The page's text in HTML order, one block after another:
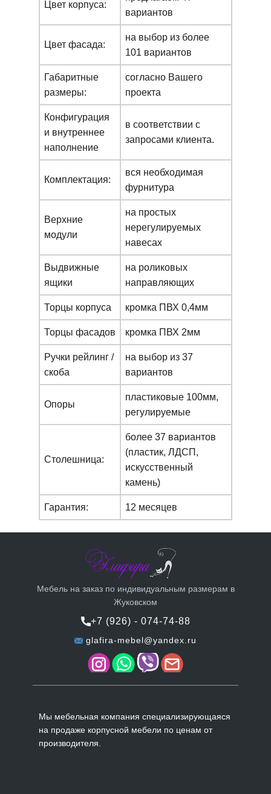
Цвет корпуса:
вариантов
Цвет фасада:
на выбор из более
101 вариантов
Габаритные
размеры:
согласно Вашего
проекта
Конфигурация
и внутреннее
наполнение
в соответствии с
запросами клиента.
Комплектация:
вся необходимая
фурнитура
Верхние
модули
на простых
нерегулируемых
навесах
Выдвижные
ящики
на роликовых
направляющих
Торцы корпуса кромка ПВХ 0,4мм
Торцы фасадов кромка ПВХ 2мм
Ручки рейлинг /
скоба
на выбор из 37
вариантов
Опоры
пластиковые 100мм,
регулируемые
Столешница:
более 37 вариантов
(пластик, ЛДСП,
искусcтвенный
камень)
Гарантия: 12 месяцев
Мебель на заказ по индивидуальным размерам в
Жуковском
+7 (926) - 074-74-88
glafira-mebel@yandex.ru
Мы мебельная компания специализирующаяся
на продаже корпусной мебели по ценам от
производителя.